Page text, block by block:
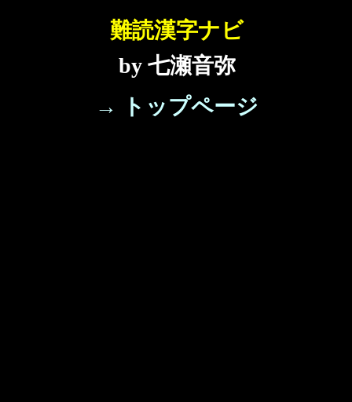
難読漢字ナビ
by 七瀬音弥
→ トップページ